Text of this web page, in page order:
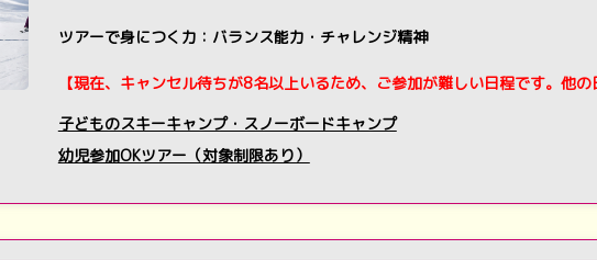
ツアーで身につく力：バランス能力・チャレンジ精神
【現在、キャンセル待ちが8名以上いるため、ご参加が難しい日程です。他
子どものスキーキャンプ・スノーボードキャンプ
幼児参加OKツアー（対象制限あり）